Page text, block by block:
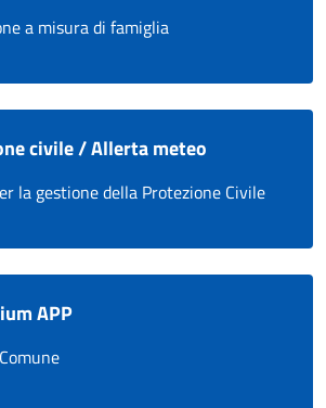
a misura di famiglia
civile / Allerta meteo
la gestione della Protezione Civile
APP